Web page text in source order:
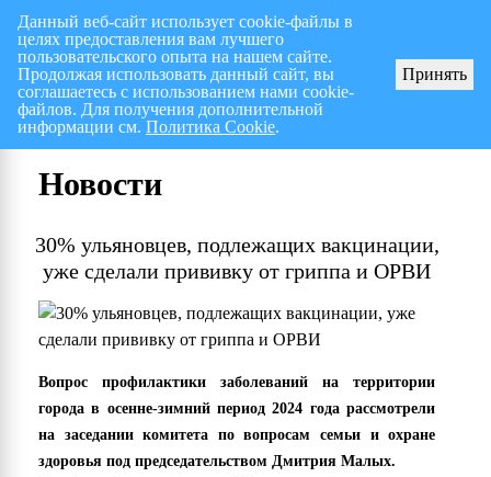
Перспективный план работ на I полугодие 2026 г.
Новости
30% ульяновцев, подлежащих вакцинации,
уже сделали прививку от гриппа и ОРВИ
Вопрос профилактики заболеваний на территории
города в осенне-зимний период 2024 года рассмотрели
на заседании комитета по вопросам семьи и охране
здоровья под председательством Дмитрия Малых.
Данный веб-сайт использует cookie-файлы в
целях предоставления вам лучшего
пользовательского опыта на нашем сайте.
Продолжая использовать данный сайт, вы
соглашаетесь с использованием нами cookie-
файлов. Для получения дополнительной
информации см.Политика Cookie.
Принять